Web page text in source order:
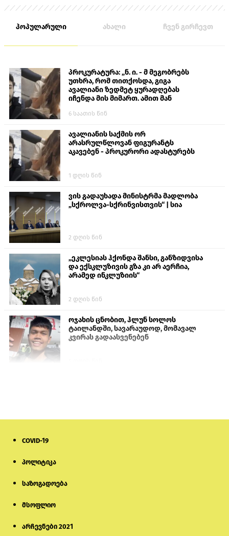
პოპულარული ახალი ჩვენ გირჩევთ
პროკურატურა: „ნ. ი. - მ მეგობრებს
უთხრა, რომ თითქოსდა, გიგა
ავალიანი ზედმეტ ყურადღებას
იჩენდა მის მიმართ. ამით მან
თავს დასხმოდა გიგა ავალიანს“
6 საათის წინ
ავალიანის საქმის ორ
არასრულწლოვან ფიგურანტს
აკავებენ - პროკურორი ადასტურებს
1 დღის წინ
ვის გადაუხადა მინისტრმა მადლობა
„სქროლვა-სქრინვისთვის“ | სია
2 დღის წინ
„ეკლესიას ჰქონდა შანსი, განზიდვისა
და ექსკლუზივის გზა კი არ აერჩია,
არამედ ინკლუზიის“
2 დღის წინ
ოჯახის ცნობით, ჰლუნ სოლოს
ტაილანდში, სავარაუდოდ, მომავალ
კვირას გადაასვენებენ
სომხეთში გამოძიება დაიწყო
COVID-19
პოლიტიკა
საზოგადოება
მსოფლიო
არჩევნები 2021